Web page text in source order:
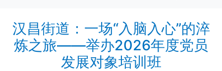
汉昌街道：一场“入脑入心”的淬
炼之旅——举办2026年度党员
发展对象培训班